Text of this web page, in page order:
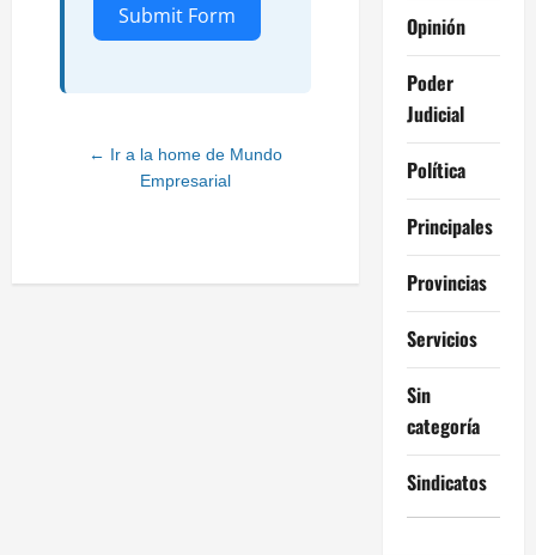
Submit Form
← Ir a la home de Mundo
Empresarial
Opinión
Poder
Judicial
Política
Principales
Provincias
Servicios
Sin
categoría
Sindicatos